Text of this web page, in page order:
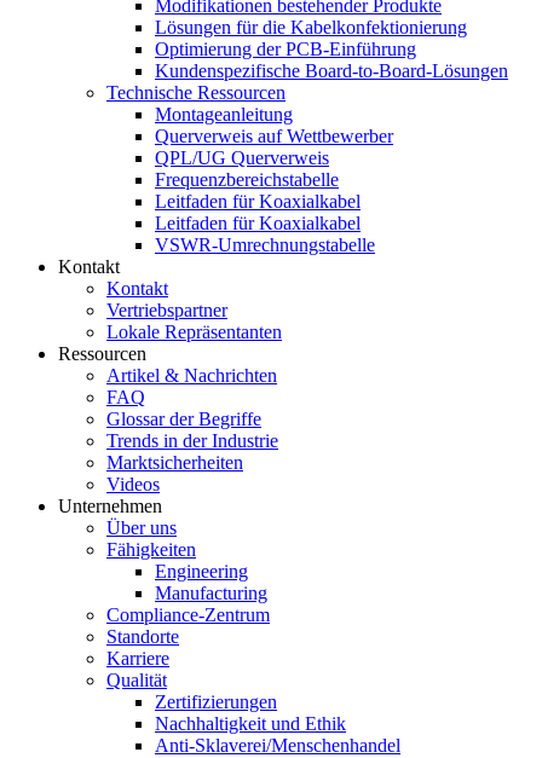
Modifikationen bestehender Produkte
Lösungen für die Kabelkonfektionierung
Optimierung der PCB-Einführung
Kundenspezifische Board-to-Board-Lösungen
Technische Ressourcen
Montageanleitung
Querverweis auf Wettbewerber
QPL/UG Querverweis
Frequenzbereichstabelle
Leitfaden für Koaxialkabel
Leitfaden für Koaxialkabel
VSWR-Umrechnungstabelle
Kontakt
Kontakt
Vertriebspartner
Lokale Repräsentanten
Ressourcen
Artikel & Nachrichten
FAQ
Glossar der Begriffe
Trends in der Industrie
Marktsicherheiten
Videos
Unternehmen
Über uns
Fähigkeiten
Engineering
Manufacturing
Compliance-Zentrum
Standorte
Karriere
Qualität
Zertifizierungen
Nachhaltigkeit und Ethik
Anti-Sklaverei/Menschenhandel